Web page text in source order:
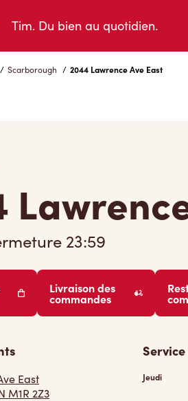
Tim. Du bien au quotidien.
/ Scarborough / 2044 Lawrence Ave East
23:59
Livraison des
commandes
East
M1R 2Z3
Jeudi